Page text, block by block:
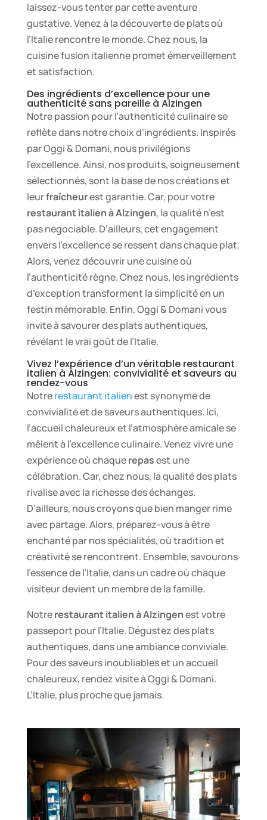
laissez-vous tenter par cette aventure
gustative. Venez à la découverte de plats où
l’Italie rencontre le monde. Chez nous, la
cuisine fusion italienne promet émerveillement
et satisfaction.
Des ingrédients d’excellence pour une
authenticité sans pareille à Alzingen
Notre passion pour l’authenticité culinaire se
reflète dans notre choix d’ingrédients. Inspirés
par Oggi & Domani, nous privilégions
l’excellence. Ainsi, nos produits, soigneusement
sélectionnés, sont la base de nos créations et
leurfraîcheurest garantie. Car, pour votre
restaurant italien à Alzingen, la qualité n’est
pas négociable. D’ailleurs, cet engagement
envers l’excellence se ressent dans chaque plat.
Alors, venez découvrir une cuisine où
l’authenticité règne. Chez nous, les ingrédients
d’exception transforment la simplicité en un
festin mémorable. Enfin, Oggi & Domani vous
invite à savourer des plats authentiques,
révélant le vrai goût de l’Italie.
Vivez l’expérience d’un véritable restaurant
italien à Alzingen: convivialité et saveurs au
rendez-vous
Notrerestaurant italienest synonyme de
convivialité et de saveurs authentiques. Ici,
l’accueil chaleureux et l’atmosphère amicale se
mêlent à l’excellence culinaire. Venez vivre une
expérience où chaquerepasest une
célébration. Car, chez nous, la qualité des plats
rivalise avec la richesse des échanges.
D’ailleurs, nous croyons que bien manger rime
avec partage. Alors, préparez-vous à être
enchanté par nos spécialités, où tradition et
créativité se rencontrent. Ensemble, savourons
l’essence de l’Italie, dans un cadre où chaque
visiteur devient un membre de la famille.
Notrerestaurant italien à Alzingenest votre
passeport pour l’Italie. Dégustez des plats
authentiques, dans une ambiance conviviale.
Pour des saveurs inoubliables et un accueil
chaleureux, rendez visite à Oggi & Domani.
L’Italie, plus proche que jamais.